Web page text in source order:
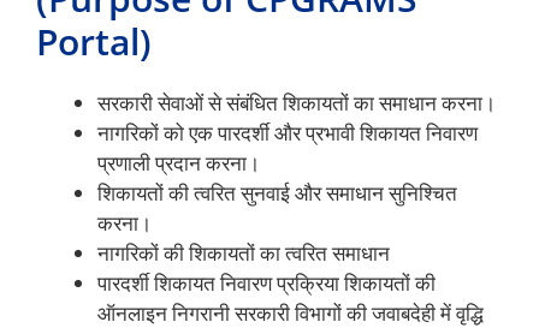
Portal)
सरकारी सेवाओं से संबंधित शिकायतों का समाधान करना।
नागरिकों को एक पारदर्शी और प्रभावी शिकायत निवारण
प्रणाली प्रदान करना।
शिकायतों की त्वरित सुनवाई और समाधान सुनिश्चित
करना।
नागरिकों की शिकायतों का त्वरित समाधान
पारदर्शी शिकायत निवारण प्रक्रिया शिकायतों की
ऑनलाइन निगरानी सरकारी विभागों की जवाबदेही में वृद्धि